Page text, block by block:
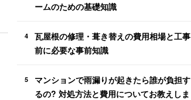
ームのための基礎知識
4
瓦屋根の修理・葺き替えの費用相場と工事
前に必要な事前知識
5
マンションで雨漏りが起きたら誰が負担す
るの? 対処方法と費用についてお教えしま